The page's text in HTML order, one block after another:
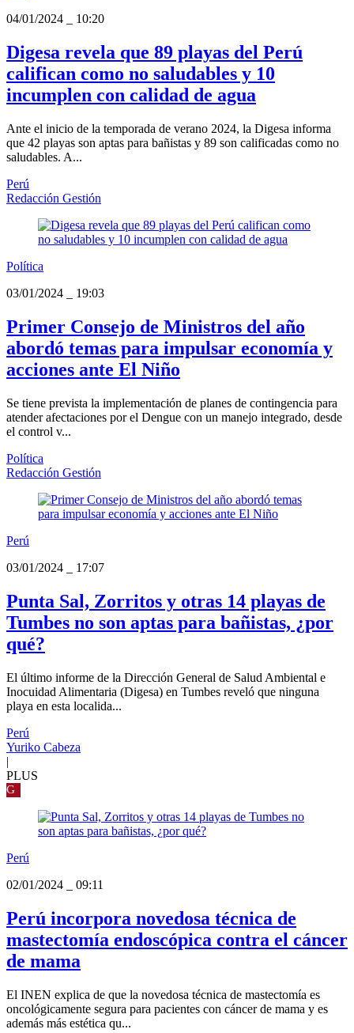
04/01/2024
10:20
Digesa revela que 89 playas del Perú
califican como no saludables y 10
incumplen con calidad de agua
Ante el inicio de la temporada de verano 2024, la Digesa informa
que 42 playas son aptas para bañistas y 89 son calificadas como no
saludables. A...
Perú
Redacción Gestión
Política
03/01/2024
19:03
Primer Consejo de Ministros del año
abordó temas para impulsar economía y
acciones ante El Niño
Se tiene prevista la implementación de planes de contingencia para
atender afectaciones por el Dengue con un manejo integrado, desde
el control v...
Política
Redacción Gestión
Perú
03/01/2024
17:07
Punta Sal, Zorritos y otras 14 playas de
Tumbes no son aptas para bañistas, ¿por
qué?
El último informe de la Dirección General de Salud Ambiental e
Inocuidad Alimentaria (Digesa) en Tumbes reveló que ninguna
playa en esta localida...
Perú
Yuriko Cabeza
|
PLUS
G
Perú
02/01/2024
09:11
Perú incorpora novedosa técnica de
mastectomía endoscópica contra el cáncer
de mama
El INEN explica de que la novedosa técnica de mastectomía es
oncológicamente segura para pacientes con cáncer de mama y es
además más estética qu...